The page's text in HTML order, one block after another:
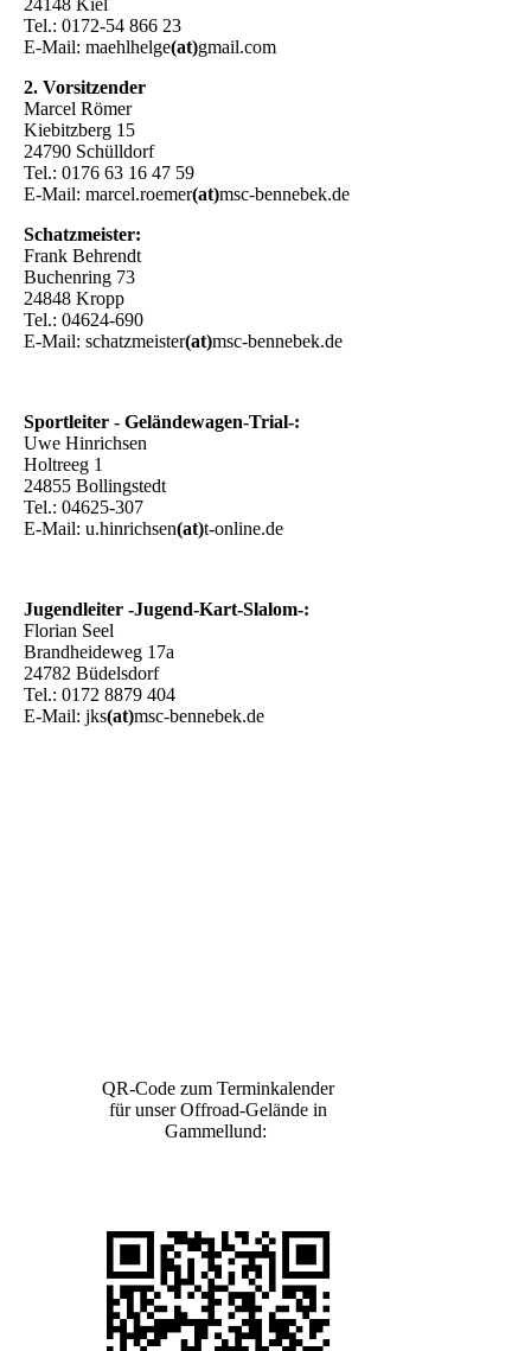
24148 Kiel
Tel.: 0172-54 866 23
E-Mail: maehlhelge(at)gmail.com
2. Vorsitzender
Marcel Römer
Kiebitzberg 15
24790 Schülldorf
Tel.: 0176 63 16 47 59
E-Mail: marcel.roemer(at)msc-bennebek.de
Schatzmeister:
Frank Behrendt
Buchenring 73
24848 Kropp
Tel.: 04624-690
E-Mail: schatzmeister(at)msc-bennebek.de
Sportleiter - Geländewagen-Trial-:
Uwe Hinrichsen
Holtreeg 1
24855 Bollingstedt
Tel.: 04625-307
E-Mail: u.hinrichsen(at)t-online.de
Jugendleiter -Jugend-Kart-Slalom-:
Florian Seel
Brandheideweg 17a
24782 Büdelsdorf
Tel.: 0172 8879 404
E-Mail: jks(at)msc-bennebek.de
QR-Code zum Terminkalender
für unser Offroad-Gelände in
Gammellund: